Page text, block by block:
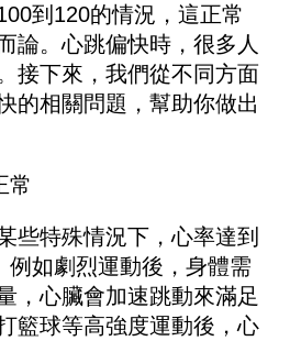
到120的情況，這正常
論。心跳偏快時，很多人
接下來，我們從不同方面
的相關問題，幫助你做出
常
特殊情況下，心率達到
例如劇烈運動後，身體需
，心臟會加速跳動來滿足
籃球等高強度運動後，心